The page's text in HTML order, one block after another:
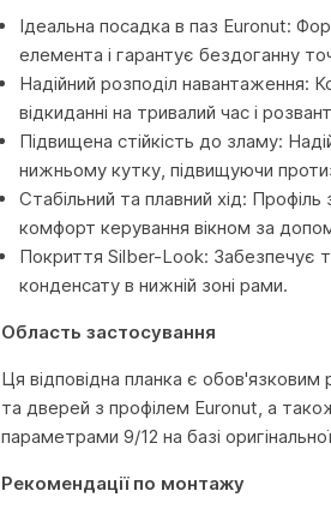
Ідеальна посадка в паз Euronut:
елемента і гарантує бездоганну
Надійний розподіл навантаження:
відкиданні на тривалий час і
Підвищена стійкість до зламу:
нижньому кутку, підвищуючи
Стабільний та плавний хід:
комфорт керування вікном за
Покриття Silber-Look: Забезпечує
конденсату в нижній зоні рами.
Область застосування
Ця відповідна планка є
та дверей з профілем Euronut, а
параметрами 9/12 на базі
Рекомендації по монтажу